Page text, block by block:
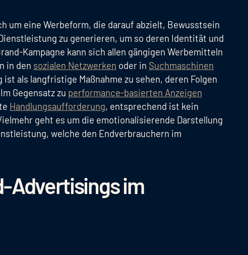
um eine Werbeform, die darauf abzielt, Bewusstsein
zu generieren, um so deren Identität und
Kampagne kann sich allen gängigen Werbemitteln
in den sozialen Netzwerken oder in Suchmaschinen
als langfristige Maßnahme zu sehen, deren Folgen
Gegensatz zu performance-basierten Anzeigen
Handlungsaufforderung, entsprechend ist kein
geht es um die emotionalisierende Darstellung
welche den Endverbrauchern im
Advertisings im